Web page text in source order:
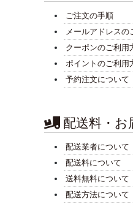
ご注文の手順
メールアドレスの
クーポンのご利用
ポイントのご利用
予約注文について
配送料・お
配送業者について
配送料について
送料無料について
配送方法について